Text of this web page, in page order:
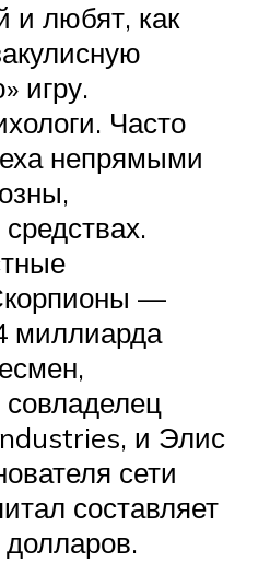
и любят, как
игру.
Часто
непрямыми
—
миллиарда
совладелец
и Элис
сети
составляет